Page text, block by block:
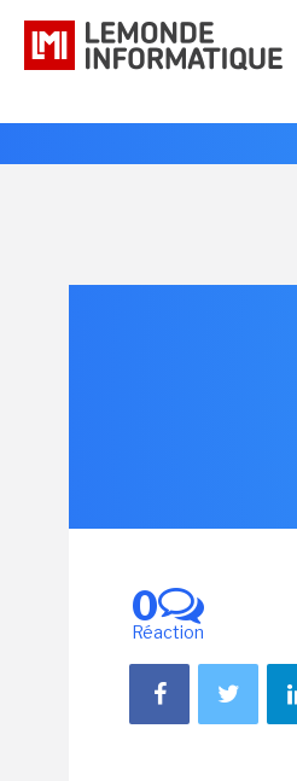
0
Réaction